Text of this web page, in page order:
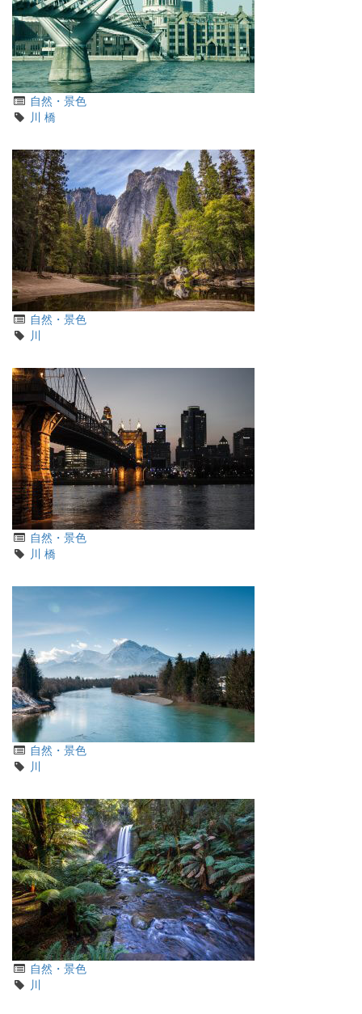
カ
テ
ゴ
自然・景色
タ 川 橋
カ
テ
ゴ
自然・景色
タ 川
カ
テ
ゴ
自然・景色
タ 川 橋
カ
テ
ゴ
自然・景色
タ 川
カ
テ
ゴ
自然・景色
タ 川